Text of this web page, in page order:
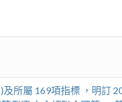
所屬 169項指標 ，明訂